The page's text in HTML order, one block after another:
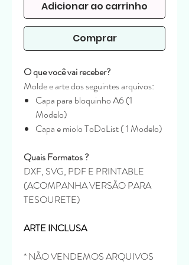
Adicionar ao carrinho
Comprar
O que você vai receber?
Molde e arte dos seguintes arquivos:
Capa para bloquinho A6 (1
Modelo)
Capa e miolo ToDoList ( 1 Modelo)
Quais Formatos ?
DXF, SVG, PDF E PRINTABLE
(ACOMPANHA VERSÃO PARA
TESOURETE)
ARTE INCLUSA
* NÃO VENDEMOS ARQUIVOS